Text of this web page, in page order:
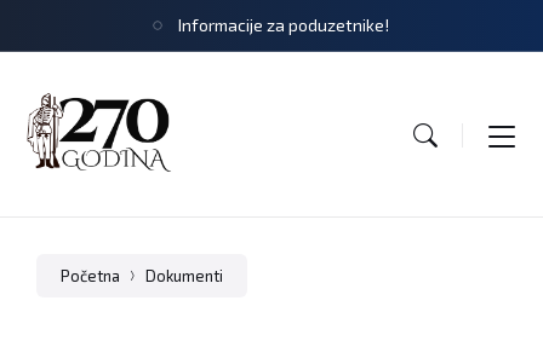
Informacije za poduzetnike!
Početna Dokumenti